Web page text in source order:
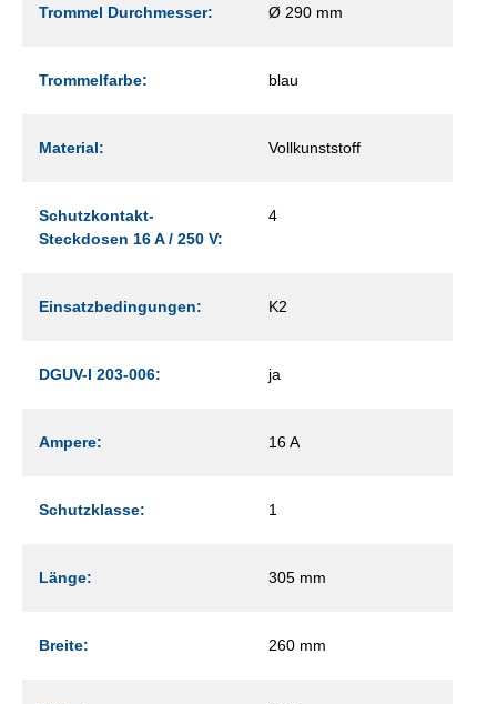
Trommel Durchmesser: Ø 290 mm
Trommelfarbe: blau
Material: Vollkunststoff
Schutzkontakt-
Steckdosen 16 A / 250 V:
4
Einsatzbedingungen: K2
DGUV-I 203-006: ja
Ampere: 16 A
Schutzklasse: 1
Länge: 305 mm
Breite: 260 mm